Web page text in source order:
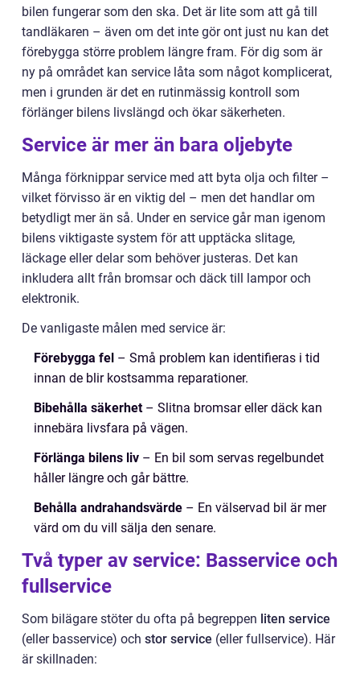
bilen fungerar som den ska. Det är lite som att gå till
tandläkaren – även om det inte gör ont just nu kan det
förebygga större problem längre fram. För dig som är
ny på området kan service låta som något komplicerat,
men i grunden är det en rutinmässig kontroll som
förlänger bilens livslängd och ökar säkerheten.
Service är mer än bara oljebyte
Många förknippar service med att byta olja och filter –
vilket förvisso är en viktig del – men det handlar om
betydligt mer än så. Under en service går man igenom
bilens viktigaste system för att upptäcka slitage,
läckage eller delar som behöver justeras. Det kan
inkludera allt från bromsar och däck till lampor och
elektronik.
De vanligaste målen med service är:
Förebygga fel – Små problem kan identifieras i tid
innan de blir kostsamma reparationer.
Bibehålla säkerhet– Slitna bromsar eller däck kan
innebära livsfara på vägen.
Förlänga bilens liv – En bil som servas regelbundet
håller längre och går bättre.
Behålla andrahandsvärde – En välservad bil är mer
värd om du vill sälja den senare.
Två typer av service: Basservice och
fullservice
Som bilägare stöter du ofta på begreppen liten service
(eller basservice) och stor service (eller fullservice). Här
är skillnaden: